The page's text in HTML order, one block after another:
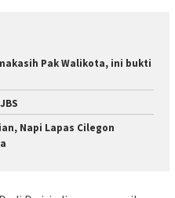
Pak Walikota, ini bukti
Napi Lapas Cilegon